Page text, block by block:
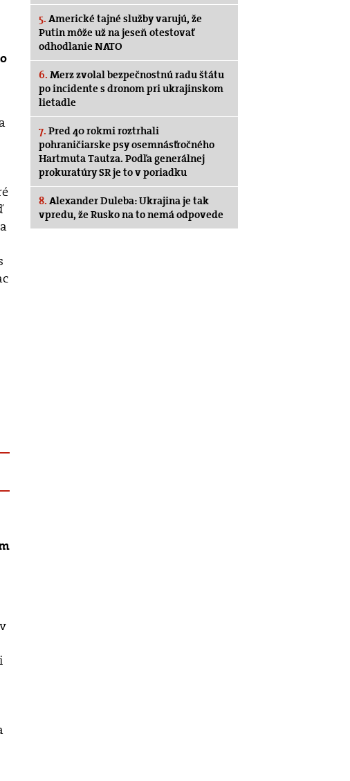
5. Americké tajné služby varujú, že
Putin môže už na jeseň otestovať
odhodlanie NATO
6. Merz zvolal bezpečnostnú radu štátu
po incidente s dronom pri ukrajinskom
lietadle
7. Pred 40 rokmi roztrhali
pohraničiarske psy osemnásťročného
Hartmuta Tautza. Podľa generálnej
prokuratúry SR je to v poriadku
8. Alexander Duleba: Ukrajina je tak
vpredu, že Rusko na to nemá odpovede